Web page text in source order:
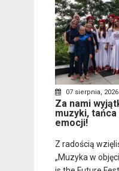
07 sierpnia, 2026
Za nami
muzyki,
emocji!
Z radością
„Muzyka w